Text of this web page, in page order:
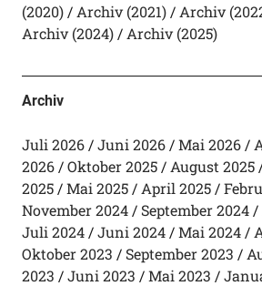
(2020)
Archiv (2021) Archiv
Archiv (2024)
Archiv (2025)
Archiv
Juli 2026 Juni 2026 Mai 2026
2026
Oktober 2025 August 2025
2025
Mai 2025 April 2025
November 2024
September 2024
Juli 2024
Juni 2024 Mai 2024
Oktober 2023
September 2023
2023
Juni 2023 Mai 2023